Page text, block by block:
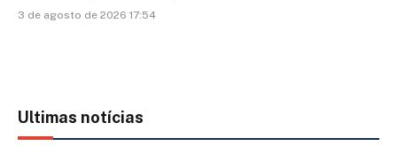
3 de agosto de 2026 17:54
Ultimas notícias